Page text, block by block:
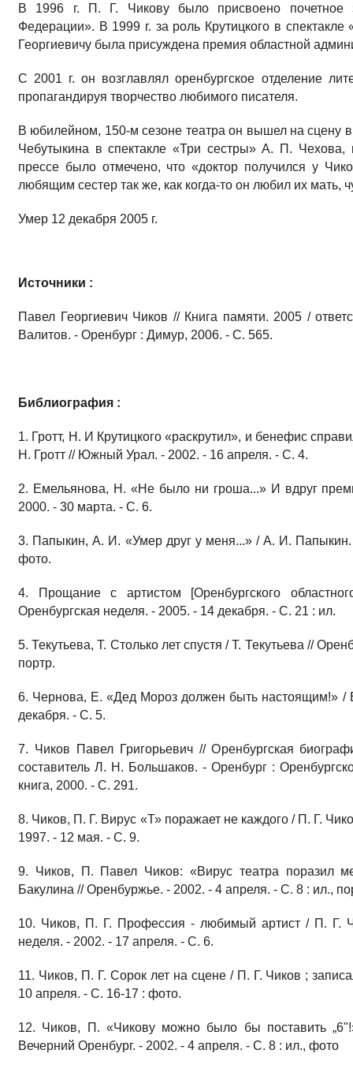
В 1996 г. П. Г. Чикову было присвоено почетное
Федерации». В 1999 г. за роль Крутицкого в
Георгиевичу была присуждена премия областной
С 2001 г. он возглавлял оренбургское отделение
пропагандируя творчество любимого писателя.
В юбилейном, 150-м сезоне театра он вышел на сцену
Чебутыкина в спектакле «Три сестры» А. П.
прессе было отмечено, что «доктор получился у
любящим сестер так же, как когда-то он любил их
Умер 12 декабря 2005 г.
Источники :
Павел Георгиевич Чиков // Книга памяти. 2005 /
Валитов. - Оренбург : Димур, 2006. - С. 565.
Библиография :
1. Гротт, Н. И Крутицкого «раскрутил», и бенефис
Н. Гротт // Южный Урал. - 2002. - 16 апреля. - С. 4.
2. Емельянова, Н. «Не было ни гроша...» И вдруг
2000. - 30 марта. - С. 6.
3. Папыкин, А. И. «Умер друг у меня...» / А. И.
фото.
4. Прощание с артистом [Оренбургского
Оренбургская неделя. - 2005. - 14 декабря. - С. 21 : ил.
5. Текутьева, Т. Столько лет спустя / Т. Текутьева //
портр.
6. Чернова, Е. «Дед Мороз должен быть настоящим!» /
декабря. - С. 5.
7. Чиков Павел Григорьевич // Оренбургская
составитель Л. Н. Большаков. - Оренбург :
книга, 2000. - С. 291.
8. Чиков, П. Г. Вирус «Т» поражает не каждого / П. Г.
1997. - 12 мая. - С. 9.
9. Чиков, П. Павел Чиков: «Вирус театра поразил
Бакулина // Оренбуржье. - 2002. - 4 апреля. - С. 8 : ил.,
10. Чиков, П. Г. Профессия - любимый артист / П. Г.
неделя. - 2002. - 17 апреля. - С. 6.
11. Чиков, П. Г. Сорок лет на сцене / П. Г. Чиков ;
10 апреля. - С. 16-17 : фото.
12. Чиков, П. «Чикову можно было бы поставить
Вечерний Оренбург. - 2002. - 4 апреля. - С. 8 : ил., фото